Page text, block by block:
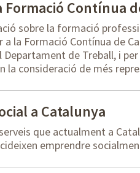
Formació Contínua
sobre la formació
a la Formació Contínua de
Departament de Treball, i
la consideració de més
a Catalunya
que actualment a
emprendre